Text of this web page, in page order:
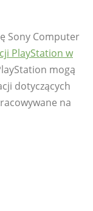
Sony Computer
PlayStation w
mogą
dotyczących
na